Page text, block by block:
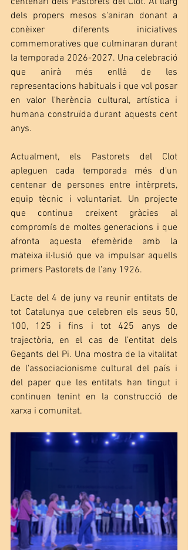
dels propers mesos s'aniran donant a
conèixer diferents iniciatives
commemoratives que culminaran durant
la temporada 2026-2027. Una celebració
que anirà més enllà de les
representacions habituals i que vol posar
en valor l'herència cultural, artística i
humana construïda durant aquests cent
anys.
Actualment, els Pastorets del Clot
apleguen cada temporada més d'un
centenar de persones entre intèrprets,
equip tècnic i voluntariat. Un projecte
que continua creixent gràcies al
compromís de moltes generacions i que
afronta aquesta efemèride amb la
mateixa il·lusió que va impulsar aquells
primers Pastorets de l'any 1926.
L'acte del 4 de juny va reunir entitats de
tot Catalunya que celebren els seus 50,
100, 125 i fins i tot 425 anys de
trajectòria, en el cas de l’entitat dels
Gegants del Pi. Una mostra de la vitalitat
de l'associacionisme cultural del país i
del paper que les entitats han tingut i
continuen tenint en la construcció de
xarxa i comunitat.